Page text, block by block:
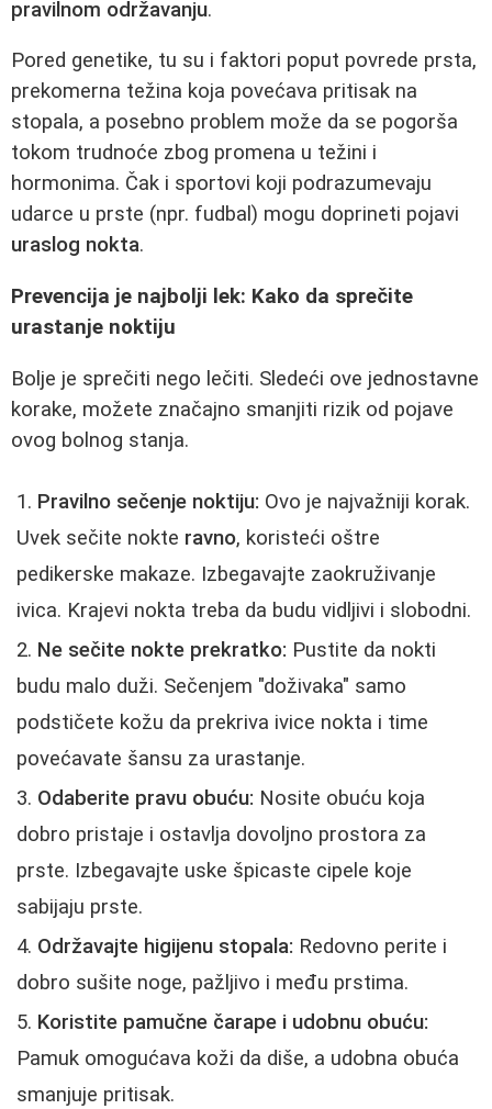
pravilnom održavanju.
Pored genetike, tu su i faktori poput povrede prsta,
prekomerna težina koja povećava pritisak na
stopala, a posebno problem može da se pogorša
tokom trudnoće zbog promena u težini i
hormonima. Čak i sportovi koji podrazumevaju
udarce u prste (npr. fudbal) mogu doprineti pojavi
uraslog nokta.
Prevencija je najbolji lek: Kako da sprečite
urastanje noktiju
Bolje je sprečiti nego lečiti. Sledeći ove jednostavne
korake, možete značajno smanjiti rizik od pojave
ovog bolnog stanja.
Pravilno sečenje noktiju: Ovo je najvažniji korak.
Uvek sečite nokte ravno, koristeći oštre
pedikerske makaze. Izbegavajte zaokruživanje
ivica. Krajevi nokta treba da budu vidljivi i slobodni.
Ne sečite nokte prekratko: Pustite da nokti
budu malo duži. Sečenjem "doživaka" samo
podstičete kožu da prekriva ivice nokta i time
povećavate šansu za urastanje.
Odaberite pravu obuću: Nosite obuću koja
dobro pristaje i ostavlja dovoljno prostora za
prste. Izbegavajte uske špicaste cipele koje
sabijaju prste.
Održavajte higijenu stopala: Redovno perite i
dobro sušite noge, pažljivo i među prstima.
Koristite pamučne čarape i udobnu obuću:
Pamuk omogućava koži da diše, a udobna obuća
smanjuje pritisak.